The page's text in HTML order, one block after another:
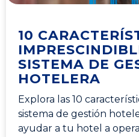
10
SISTEMA DE
HOTELERA
Explora las 10
sistema de gestión
ayudar a tu hotel a